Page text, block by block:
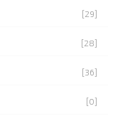
[29]
[28]
[36]
[0]